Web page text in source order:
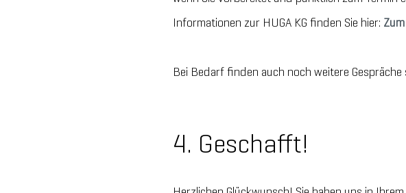
Informationen zur HUGA KG finden Sie hier:
Bei Bedarf finden auch noch weitere
4. Geschafft!